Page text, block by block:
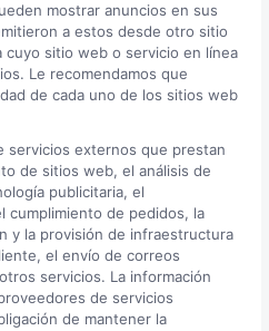
mostrar anuncios en sus
a estos desde otro sitio
cuyo sitio web o servicio en línea
Le recomendamos que
de cada uno de los sitios web
servicios externos que prestan
de sitios web, el análisis de
publicitaria, el
cumplimiento de pedidos, la
y la provisión de infraestructura
el envío de correos
servicios. La información
de servicios
de mantener la